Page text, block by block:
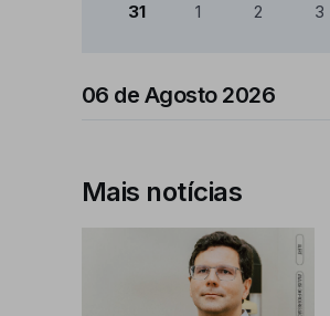
31 1 2 3
06 de Agosto 2026
Mais notícias